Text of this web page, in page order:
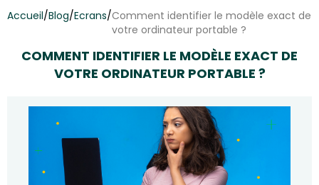
Accueil/Blog/Ecrans/Comment identifier le modèle exact de
votre ordinateur portable ?
COMMENT IDENTIFIER LE MODÈLE EXACT DE
VOTRE ORDINATEUR PORTABLE ?